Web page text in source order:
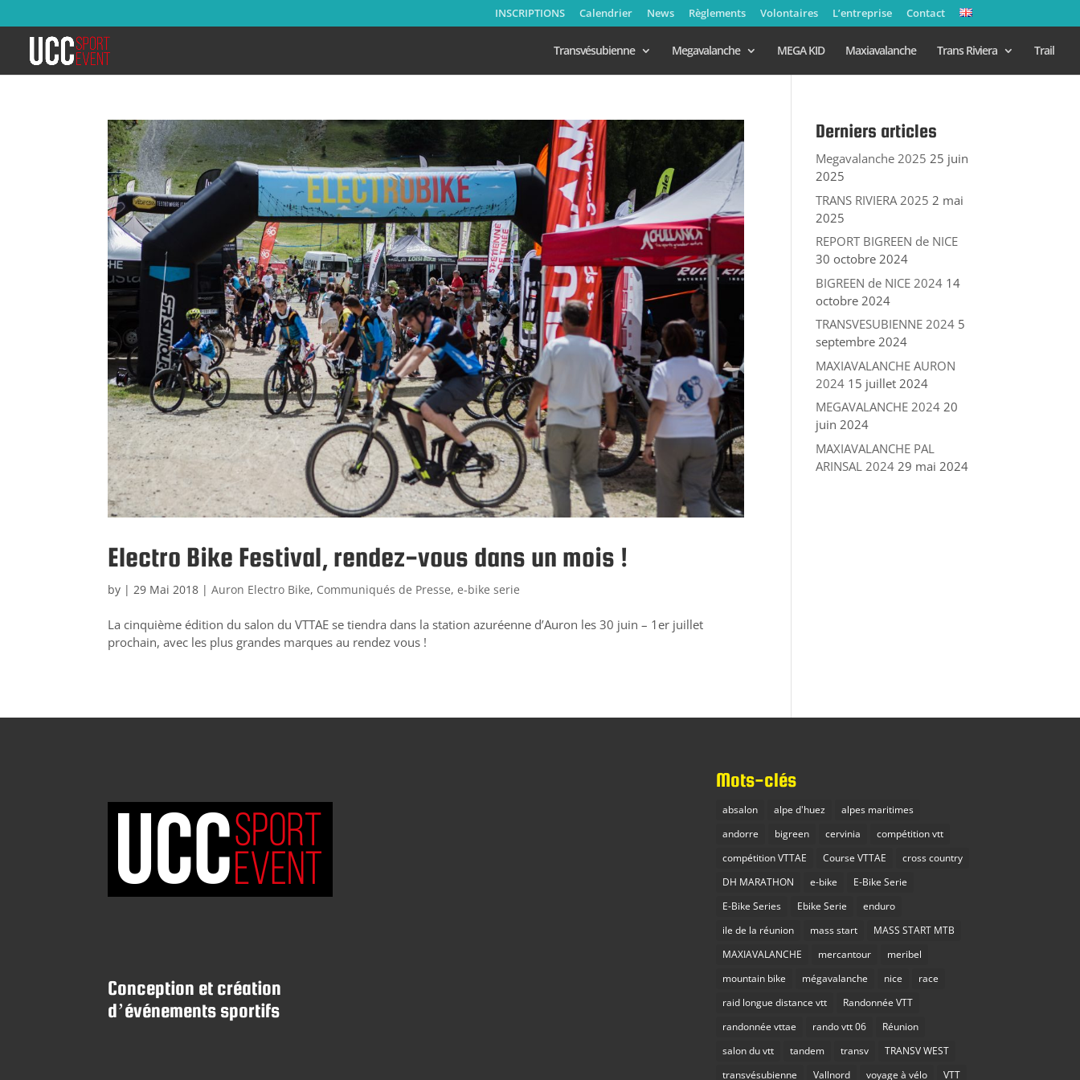
INSCRIPTIONS Calendrier News Règlements Volontaires L’entreprise Contact
Transvésubienne Megavalanche MEGA KID Maxiavalanche Trans Riviera Trail
Electro Bike Festival, rendez-vous dans un mois !
by | 29 Mai 2018 |Auron Electro Bike, Communiqués de Presse,e-bike serie
La cinquième édition du salon du VTTAE se tiendra dans la station azuréenne d’Auron les 30 juin – 1er juillet
prochain, avec les plus grandes marques au rendez vous !
Derniers articles
Megavalanche 2025 25 juin
2025
TRANS RIVIERA 2025 2 mai
2025
REPORT BIGREEN de NICE
30 octobre 2024
BIGREEN de NICE 2024 14
octobre 2024
TRANSVESUBIENNE 2024 5
septembre 2024
MAXIAVALANCHE AURON
2024 15 juillet 2024
MEGAVALANCHE 2024 20
juin 2024
MAXIAVALANCHE PAL
ARINSAL 2024 29 mai 2024
Conception et création
d’événements sportifs
Mots-clés
absalon alpe d'huez
alpes maritimes
andorre
bigreen cervinia
compétition vtt
compétition VTTAE
Course VTTAE
cross country
DH MARATHON
e-bike
E-Bike Serie
E-Bike Series
Ebike Serie
enduro
ile de la réunion
mass start
MASS START MTB
MAXIAVALANCHE
mercantour
meribel
mountain bike
mégavalanche nice
race
raid longue distance vtt
Randonnée VTT
randonnée vttae
rando vtt 06
Réunion
salon du vtt
tandem transv
TRANSV WEST
transvésubienne
Vallnord voyage à vélo VTT